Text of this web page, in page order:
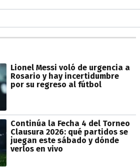
Lionel Messi voló de urgencia a
Rosario y hay incertidumbre
por su regreso al fútbol
Continúa la Fecha 4 del Torneo
Clausura 2026: qué partidos se
juegan este sábado y dónde
verlos en vivo